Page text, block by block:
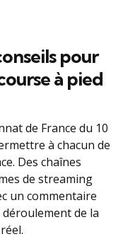
pour
à pied
de France du 10
à chacun de
Des chaînes
de streaming
un commentaire
de la